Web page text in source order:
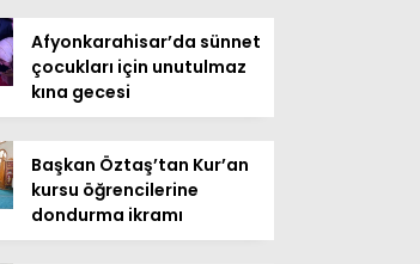
Afyonkarahisar’da sünnet
çocukları için unutulmaz
kına gecesi
Başkan Öztaş’tan Kur’an
kursu öğrencilerine
dondurma ikramı